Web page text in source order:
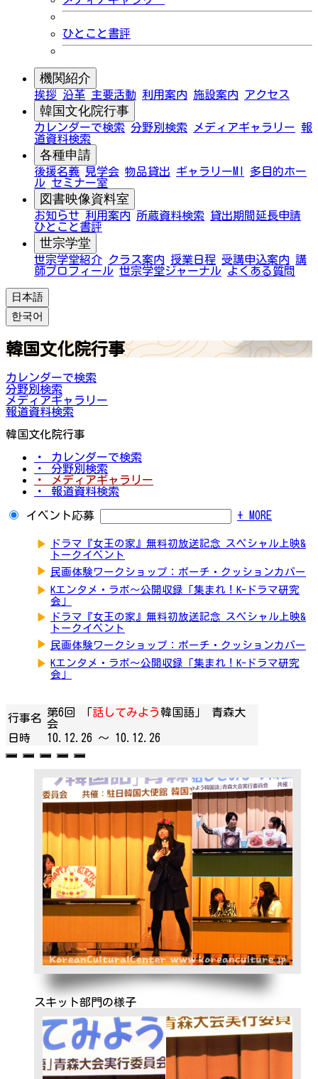
ひとこと書評
機関紹介
挨拶 沿革 主要活動 利用案内 施設案内 アクセス
韓国文化院行事
カレンダーで検索 分野別検索 メディアギャラリー 報
道資料検索
各種申請
後援名義 見学会 物品貸出 ギャラリーMI
多目的ホー
ル セミナー室
図書映像資料室
お知らせ 利用案内 所蔵資料検索
貸出期間延長申請
ひとこと書評
世宗学堂
世宗学堂紹介 クラス案内 授業日程 受講申込案内 講
師プロフィール 世宗学堂ジャーナル よくある質問
日本語
한국어
韓国文化院行事
カレンダーで検索
分野別検索
メディアギャラリー
報道資料検索
韓国文化院行事
・ カレンダーで検索
・ 分野別検索
・ メディアギャラリー
・ 報道資料検索
イベント応募 + MORE
▶
ドラマ『女王の家』無料初放送記念 スペシャル上映&
トークイベント
▶ 民画体験ワークショップ：ポーチ・クッションカバー
▶ Kエンタメ・ラボ～公開収録「集まれ！K-ドラマ研究
会」
▶
ドラマ『女王の家』無料初放送記念 スペシャル上映&
トークイベント
▶ 民画体験ワークショップ：ポーチ・クッションカバー
▶ Kエンタメ・ラボ～公開収録「集まれ！K-ドラマ研究
会」
行事名 第6回 「話してみよう韓国語」 青森大
会
日時
10.12.26 ～ 10.12.26
スキット部門の様子